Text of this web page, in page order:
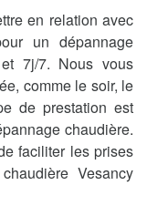
en relation avec
un dépannage
7j/7. Nous vous
comme le soir, le
de prestation est
chaudière.
faciliter les prises
Vesancy